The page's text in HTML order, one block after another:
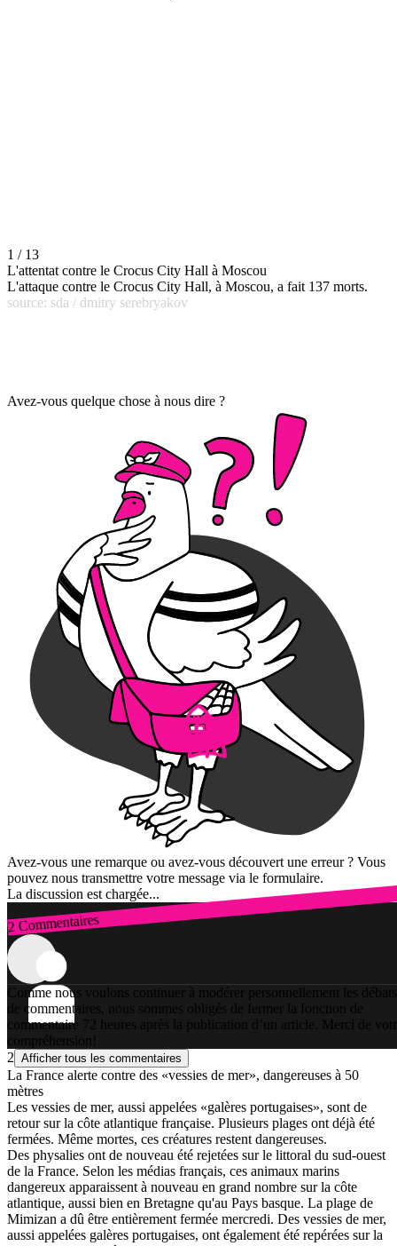
1 / 13
L'attentat contre le Crocus City Hall à Moscou
L'attaque contre le Crocus City Hall, à Moscou, a fait 137 morts.
source: sda / dmitry serebryakov
Avez-vous quelque chose à nous dire ?
Avez-vous une remarque ou avez-vous découvert une erreur ? Vous
pouvez nous transmettre votre message via le formulaire.
La discussion est chargée...
2 Commentaires
Connexion
Comme nous voulons continuer à modérer personnellement les débats
de commentaires, nous sommes obligés de fermer la fonction de
commentaire 72 heures après la publication d’un article. Merci de
compréhension!
2 Afficher tous les commentaires
La France alerte contre des «vessies de mer», dangereuses à 50
mètres
Les vessies de mer, aussi appelées «galères portugaises», sont de
retour sur la côte atlantique française. Plusieurs plages ont déjà été
fermées. Même mortes, ces créatures restent dangereuses.
Des physalies ont de nouveau été rejetées sur le littoral du sud-ouest
de la France. Selon les médias français, ces animaux marins
dangereux apparaissent à nouveau en grand nombre sur la côte
atlantique, aussi bien en Bretagne qu'au Pays basque. La plage de
Mimizan a dû être entièrement fermée mercredi. Des vessies de mer,
aussi appelées galères portugaises, ont également été repérées sur la